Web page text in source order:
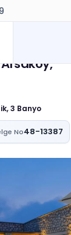
3 Banyo
No48-13387